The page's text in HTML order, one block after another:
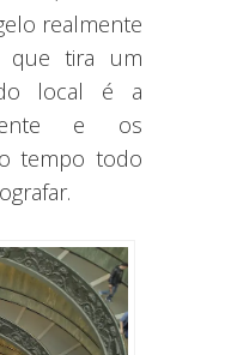
realmente
que tira um
local é a
e os
tempo todo